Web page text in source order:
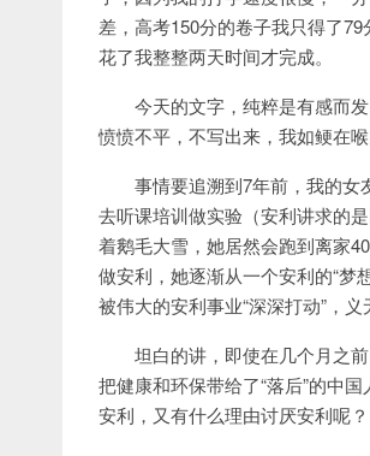
差，高考150分的卷子我只得了
花了我整整两天时间才完成。
今天的文字，纯粹是有感而
愤愤不平，不写出来，我如鲠在喉
事情要追溯到7年前，我的
去听课培训做实验（安利讲求的
着鹅毛大雪，她居然会跑到离家
做安利，她逐渐从一个安利的“梦
被伟大的安利事业“深深打动”，
坦白的讲，即使在几个月之
把健康和环保带给了“落后”的中
安利，又有什么理由讨厌安利呢？